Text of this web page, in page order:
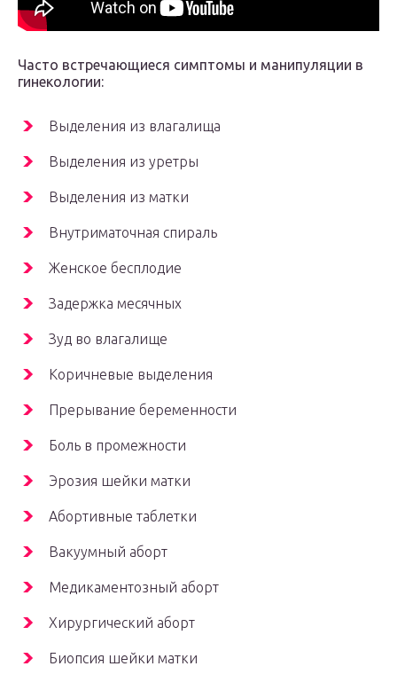
Часто встречающиеся симптомы и манипуляции в
гинекологии:
Выделения из влагалища
Выделения из уретры
Выделения из матки
Внутриматочная спираль
Женское бесплодие
Задержка месячных
Зуд во влагалище
Коричневые выделения
Прерывание беременности
Боль в промежности
Эрозия шейки матки
Абортивные таблетки
Вакуумный аборт
Медикаментозный аборт
Хирургический аборт
Биопсия шейки матки